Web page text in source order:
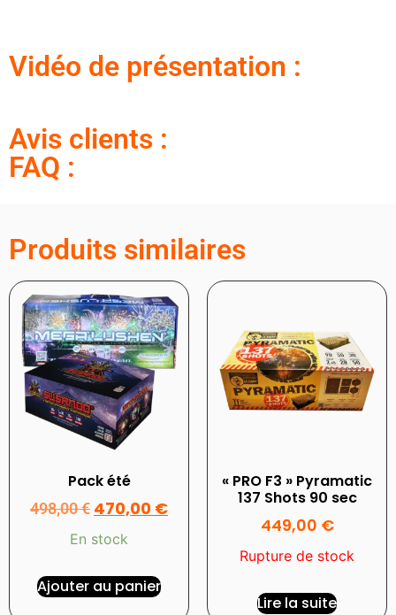
Vidéo de présentation :
Avis clients :
FAQ :
Produits similaires
Pack été
498,00€ 470,00 €
En stock
Ajouter au panier
« PRO F3 » Pyramatic
137 Shots 90 sec
449,00 €
Rupture de stock
Lire la suite